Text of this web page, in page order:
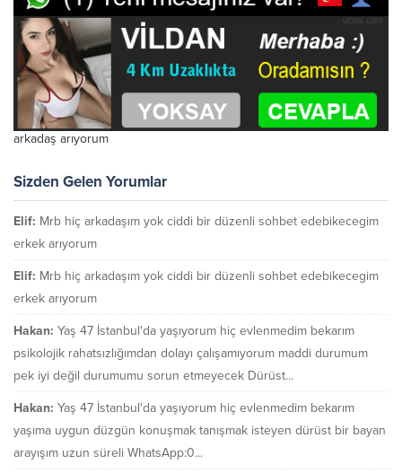
arkadaş arıyorum
Sizden Gelen Yorumlar
Elif: Mrb hiç arkadaşım yok ciddi bir düzenli sohbet edebikecegim
erkek arıyorum
Elif: Mrb hiç arkadaşım yok ciddi bir düzenli sohbet edebikecegim
erkek arıyorum
Hakan: Yaş 47 İstanbul'da yaşıyorum hiç evlenmedim bekarım
psikolojik rahatsızlığımdan dolayı çalışamıyorum maddi durumum
pek iyi değil durumumu sorun etmeyecek Dürüst...
Hakan: Yaş 47 İstanbul'da yaşıyorum hiç evlenmedim bekarım
yaşıma uygun düzgün konuşmak tanışmak isteyen dürüst bir bayan
arayışım uzun süreli WhatsApp:0...